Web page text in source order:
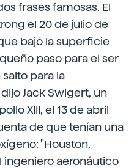
frases famosas. El
el 20 de julio de
bajó la superficie
paso para el ser
para la
Jack Swigert, un
XIII, el 13 de abril
de que tenían una
"Houston,
ingeniero aeronáutico